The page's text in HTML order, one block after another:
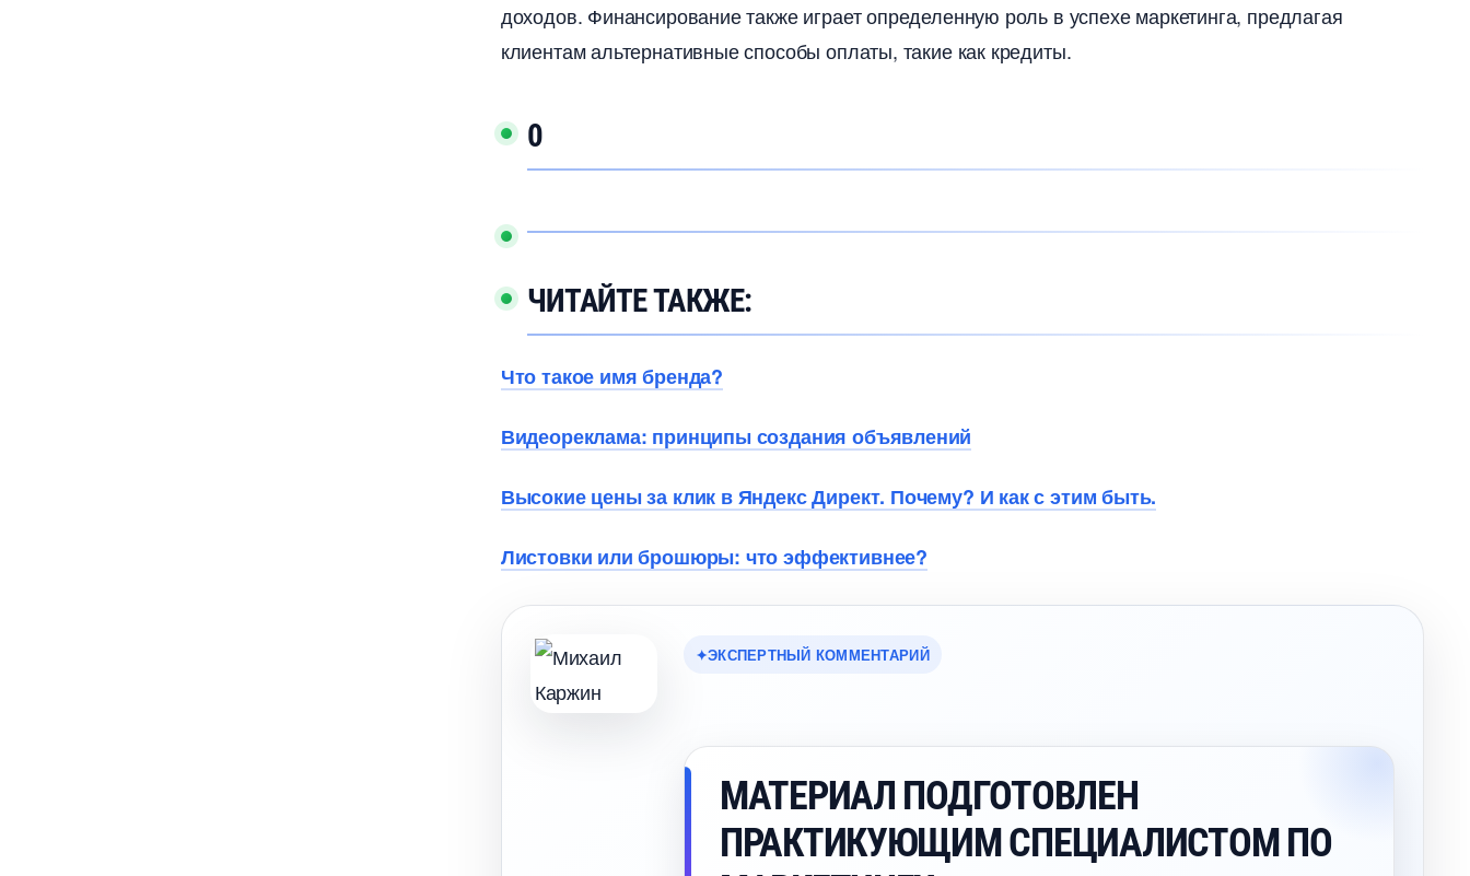
доходов. Финансирование также играет определенную роль в успехе маркетинга, предлагая
клиентам альтернативные способы оплаты, такие как кредиты.
0
ЧИТАЙТЕ ТАКЖЕ:
Что такое имя бренда?
идеореклама: принципы создания объявлений
ысокие цены за клик в Яндекс Директ. Почему? И как с этим быть.
Листовки или брошюры: что эффективнее?
ЭКСПЕРТНЫЙ КОММЕНТАРИЙ
МАТЕРИАЛ ПОДГОТОВЛЕН
ПРАКТИКУЮЩИМ СПЕЦИАЛИСТОМ ПО